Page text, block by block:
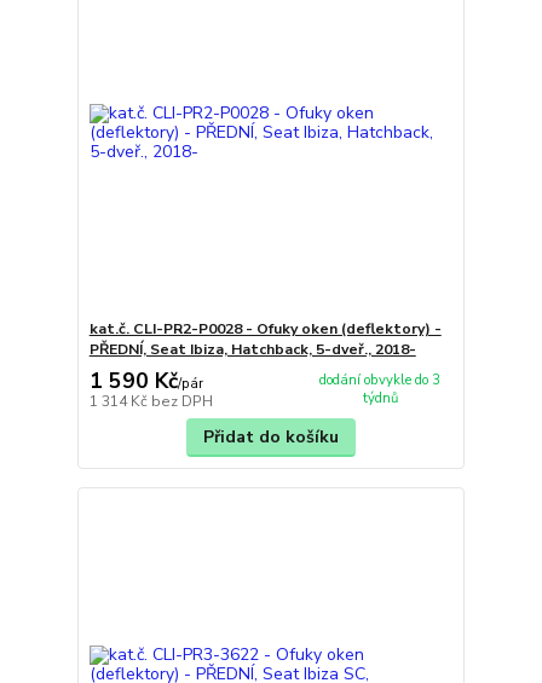
kat.č. CLI-PR2-P0028 - Ofuky oken (deflektory) -
PŘEDNÍ, Seat Ibiza, Hatchback, 5-dveř., 2018-
1 590 Kč/pár
1 314 Kč bez DPH
dodání obvykle do 3
týdnů
Přidat do košíku